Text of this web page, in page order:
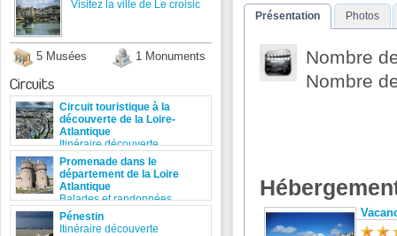
Présentation Photos
Nombre
Nombre
Visitez la ville de Le croisic
5 Musées 1 Monuments
Circuits
Circuit touristique à la
découverte de la Loire-
Atlantique
Itinéraire découverte
Promenade dans le
département de la Loire
Atlantique
Balades et randonnées
Pénestin
Itinéraire découverte